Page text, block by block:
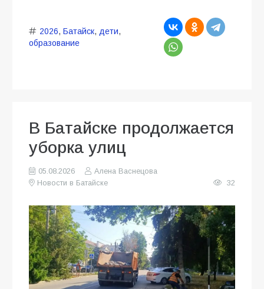
2026, Батайск, дети,
образование
В Батайске продолжается
уборка улиц
05.08.2026
Алена Васнецова
Новости в Батайске
32